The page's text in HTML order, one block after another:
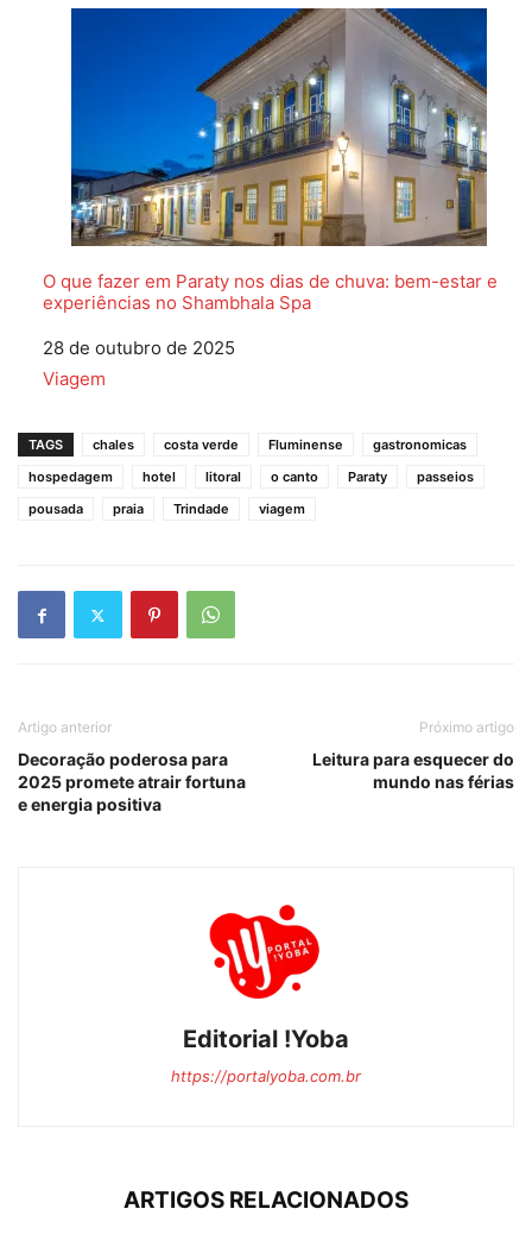
O que fazer em Paraty nos dias de chuva: bem-estar e
experiências no Shambhala Spa
Data
28 de outubro de 2025
Em relação a
Viagem
TAGS chales costa verde Fluminense
gastronomicas
hospedagem
hotel litoral o canto Paraty
passeios
pousada
praia Trindade viagem
Artigo anterior
Decoração poderosa para
2025 promete atrair fortuna
e energia positiva
Próximo artigo
Leitura para esquecer do
mundo nas férias
Editorial !Yoba
https://portalyoba.com.br
ARTIGOS RELACIONADOS